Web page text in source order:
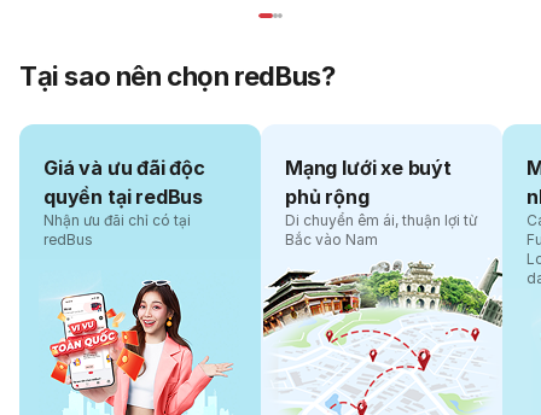
Tại sao nên chọn redBus?
Giá và ưu đãi độc
quyền tại redBus
Nhận ưu đãi chỉ có tại
redBus
Mạng lưới xe buýt
phủ rộng
Di chuyển êm ái, thuận lợi từ
Bắc vào Nam